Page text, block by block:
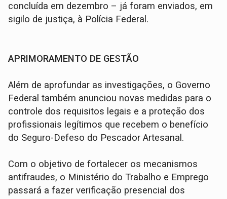
concluída em dezembro – já foram enviados, em
sigilo de justiça, à Polícia Federal.
APRIMORAMENTO DE GESTÃO
Além de aprofundar as investigações, o Governo
Federal também anunciou novas medidas para o
controle dos requisitos legais e a proteção dos
profissionais legítimos que recebem o benefício
do Seguro-Defeso do Pescador Artesanal.
Com o objetivo de fortalecer os mecanismos
antifraudes, o Ministério do Trabalho e Emprego
passará a fazer verificação presencial dos